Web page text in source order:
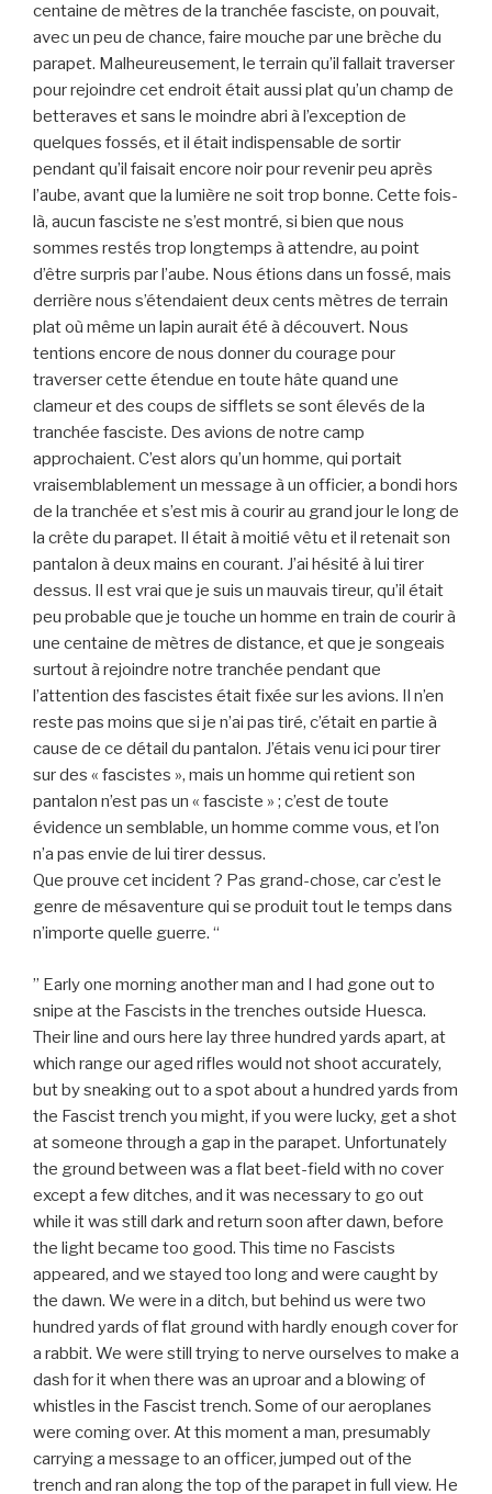
centaine de mètres de la tranchée fasciste, on pouvait,
avec un peu de chance, faire mouche par une brèche du
parapet. Malheureusement, le terrain qu’il fallait traverser
pour rejoindre cet endroit était aussi plat qu’un champ de
betteraves et sans le moindre abri à l’exception de
quelques fossés, et il était indispensable de sortir
pendant qu’il faisait encore noir pour revenir peu après
l’aube, avant que la lumière ne soit trop bonne. Cette fois-
là, aucun fasciste ne s’est montré, si bien que nous
sommes restés trop longtemps à attendre, au point
d’être surpris par l’aube. Nous étions dans un fossé, mais
derrière nous s’étendaient deux cents mètres de terrain
plat où même un lapin aurait été à découvert. Nous
tentions encore de nous donner du courage pour
traverser cette étendue en toute hâte quand une
clameur et des coups de sifflets se sont élevés de la
tranchée fasciste. Des avions de notre camp
approchaient. C’est alors qu’un homme, qui portait
vraisemblablement un message à un officier, a bondi hors
de la tranchée et s’est mis à courir au grand jour le long de
la crête du parapet. Il était à moitié vêtu et il retenait son
pantalon à deux mains en courant. J’ai hésité à lui tirer
dessus. Il est vrai que je suis un mauvais tireur, qu’il était
peu probable que je touche un homme en train de courir à
une centaine de mètres de distance, et que je songeais
surtout à rejoindre notre tranchée pendant que
l’attention des fascistes était fixée sur les avions. Il n’en
reste pas moins que si je n’ai pas tiré, c’était en partie à
cause de ce détail du pantalon. J’étais venu ici pour tirer
sur des « fascistes », mais un homme qui retient son
pantalon n’est pas un « fasciste » ; c’est de toute
évidence un semblable, un homme comme vous, et l’on
n’a pas envie de lui tirer dessus.
Que prouve cet incident ? Pas grand-chose, car c’est le
genre de mésaventure qui se produit tout le temps dans
n’importe quelle guerre. “
” Early one morning another man and I had gone out to
snipe at the Fascists in the trenches outside Huesca.
Their line and ours here lay three hundred yards apart, at
which range our aged rifles would not shoot accurately,
but by sneaking out to a spot about a hundred yards from
the Fascist trench you might, if you were lucky, get a shot
at someone through a gap in the parapet. Unfortunately
the ground between was a flat beet-field with no cover
except a few ditches, and it was necessary to go out
while it was still dark and return soon after dawn, before
the light became too good. This time no Fascists
appeared, and we stayed too long and were caught by
the dawn. We were in a ditch, but behind us were two
hundred yards of flat ground with hardly enough cover for
a rabbit. We were still trying to nerve ourselves to make a
dash for it when there was an uproar and a blowing of
whistles in the Fascist trench. Some of our aeroplanes
were coming over. At this moment a man, presumably
carrying a message to an officer, jumped out of the
trench and ran along the top of the parapet in full view. He